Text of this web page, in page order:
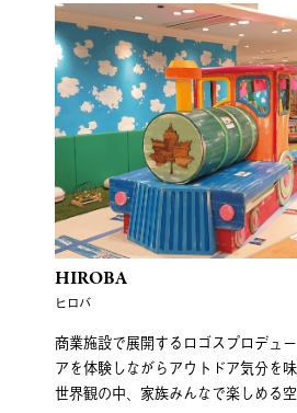
HIROBA
ヒロバ
商業施設で展開するロゴスプロデュ
アを体験しながらアウトドア気分を
世界観の中、家族みんなで楽しめる空